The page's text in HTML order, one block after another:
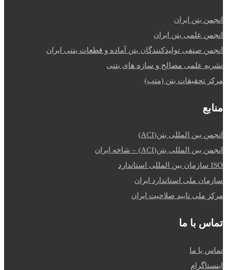
انجمن بتن ایران
انجمن علمی بتن ایران
انجمن صنفی تولیدکنندگان بتن آماده و قطعات بتنی ایران
نشریه علمی مصالح و سازه های بتنی
مرکز تحقیقات بتن (متب)
منابع
انجمن بین المللی بتن(ACI)
انجمن بین المللی بتن(ACI) – شاخه ایران
ISO سازمان بین المللی استاندارد
سازمان ملی استاندارد ایران
مرکز ملی تایید صلاحیت ایران
تماس با ما
تماس با ما
اینستاگرام